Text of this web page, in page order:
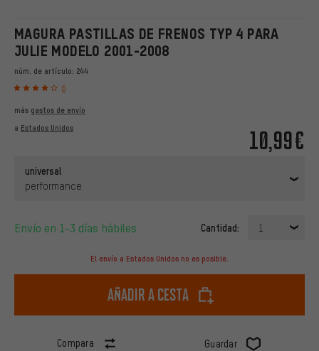
MAGURA PASTILLAS DE FRENOS TYP 4 PARA
JULIE MODELO 2001-2008
núm. de artículo: 244
6
10,99€
más gastos de envío
a Estados Unidos
universal
performance
Envío en 1-3 días hábiles Cantidad: 1
El envío a Estados Unidos no es posible.
Añadir a cesta
Compara Guardar